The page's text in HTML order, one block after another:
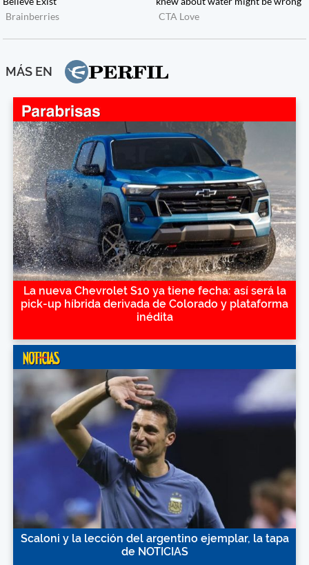
MÁS EN
La nueva Chevrolet S10 ya tiene fecha: así será la
pick-up híbrida derivada de Colorado y plataforma
inédita
Scaloni y la lección del argentino ejemplar, la tapa
de NOTICIAS